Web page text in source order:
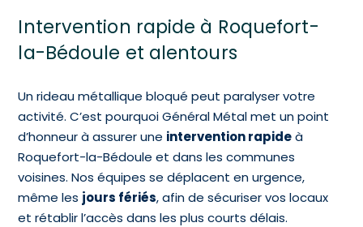
Intervention rapide à Roquefort-
la-Bédoule et alentours
Un rideau métallique bloqué peut paralyser votre
activité. C’est pourquoi Général Métal met un point
d’honneur à assurer une intervention rapideà
Roquefort-la-Bédoule et dans les communes
voisines. Nos équipes se déplacent en urgence,
même les jours fériés, afin de sécuriser vos locaux
et rétablir l’accès dans les plus courts délais.